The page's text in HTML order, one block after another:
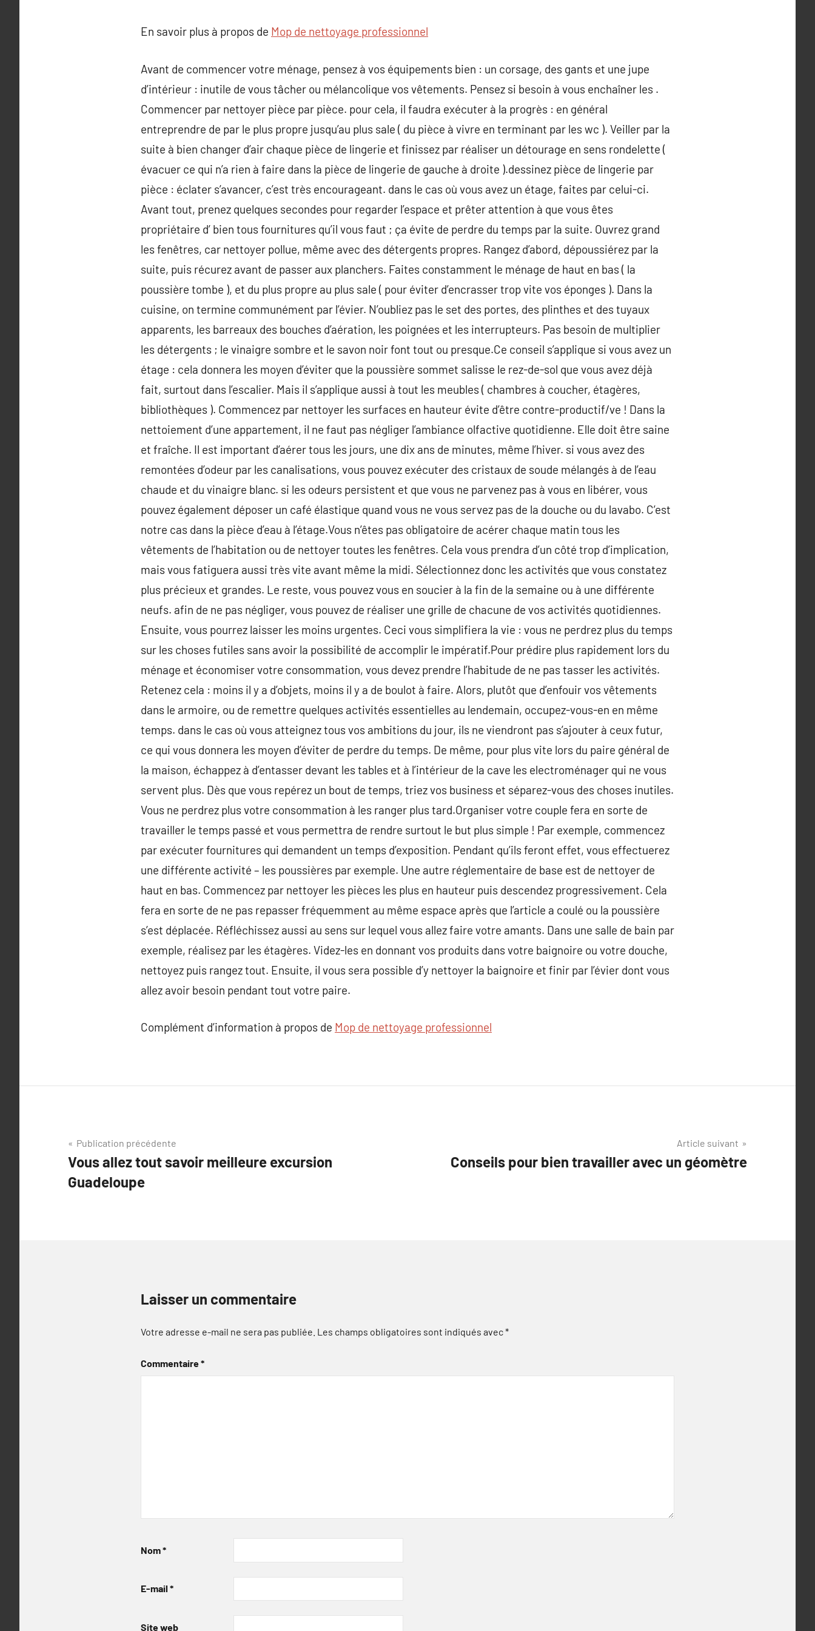
En savoir plus à propos de Mop de nettoyage professionnel
Avant de commencer votre ménage, pensez à vos équipements bien : un corsage, des gants et une jupe
d’intérieur : inutile de vous tâcher ou mélancolique vos vêtements. Pensez si besoin à vous enchaîner les .
Commencer par nettoyer pièce par pièce. pour cela, il faudra exécuter à la progrès : en général
entreprendre de par le plus propre jusqu’au plus sale ( du pièce à vivre en terminant par les wc ). Veiller par la
suite à bien changer d’air chaque pièce de lingerie et finissez par réaliser un détourage en sens rondelette (
évacuer ce qui n’a rien à faire dans la pièce de lingerie de gauche à droite ).dessinez pièce de lingerie par
pièce : éclater s’avancer, c’est très encourageant. dans le cas où vous avez un étage, faites par celui-ci.
Avant tout, prenez quelques secondes pour regarder l’espace et prêter attention à que vous êtes
propriétaire d’ bien tous fournitures qu’il vous faut ; ça évite de perdre du temps par la suite. Ouvrez grand
les fenêtres, car nettoyer pollue, même avec des détergents propres. Rangez d’abord, dépoussiérez par la
suite, puis récurez avant de passer aux planchers. Faites constamment le ménage de haut en bas ( la
poussière tombe ), et du plus propre au plus sale ( pour éviter d’encrasser trop vite vos éponges ). Dans la
cuisine, on termine communément par l’évier. N’oubliez pas le set des portes, des plinthes et des tuyaux
apparents, les barreaux des bouches d’aération, les poignées et les interrupteurs. Pas besoin de multiplier
les détergents ; le vinaigre sombre et le savon noir font tout ou presque.Ce conseil s’applique si vous avez un
étage : cela donnera les moyen d’éviter que la poussière sommet salisse le rez-de-sol que vous avez déjà
fait, surtout dans l’escalier. Mais il s’applique aussi à tout les meubles ( chambres à coucher, étagères,
bibliothèques ). Commencez par nettoyer les surfaces en hauteur évite d’être contre-productif/ve ! Dans la
nettoiement d’une appartement, il ne faut pas négliger l’ambiance olfactive quotidienne. Elle doit être saine
et fraîche. Il est important d’aérer tous les jours, une dix ans de minutes, même l’hiver. si vous avez des
remontées d’odeur par les canalisations, vous pouvez exécuter des cristaux de soude mélangés à de l’eau
chaude et du vinaigre blanc. si les odeurs persistent et que vous ne parvenez pas à vous en libérer, vous
pouvez également déposer un café élastique quand vous ne vous servez pas de la douche ou du lavabo. C’est
notre cas dans la pièce d’eau à l’étage.Vous n’êtes pas obligatoire de acérer chaque matin tous les
vêtements de l’habitation ou de nettoyer toutes les fenêtres. Cela vous prendra d’un côté trop d’implication,
mais vous fatiguera aussi très vite avant même la midi. Sélectionnez donc les activités que vous constatez
plus précieux et grandes. Le reste, vous pouvez vous en soucier à la fin de la semaine ou à une différente
neufs. afin de ne pas négliger, vous pouvez de réaliser une grille de chacune de vos activités quotidiennes.
Ensuite, vous pourrez laisser les moins urgentes. Ceci vous simplifiera la vie : vous ne perdrez plus du temps
sur les choses futiles sans avoir la possibilité de accomplir le impératif.Pour prédire plus rapidement lors du
ménage et économiser votre consommation, vous devez prendre l’habitude de ne pas tasser les activités.
Retenez cela : moins il y a d’objets, moins il y a de boulot à faire. Alors, plutôt que d’enfouir vos vêtements
dans le armoire, ou de remettre quelques activités essentielles au lendemain, occupez-vous-en en même
temps. dans le cas où vous atteignez tous vos ambitions du jour, ils ne viendront pas s’ajouter à ceux futur,
ce qui vous donnera les moyen d’éviter de perdre du temps. De même, pour plus vite lors du paire général de
la maison, échappez à d’entasser devant les tables et à l’intérieur de la cave les electroménager qui ne vous
servent plus. Dès que vous repérez un bout de temps, triez vos business et séparez-vous des choses inutiles.
Vous ne perdrez plus votre consommation à les ranger plus tard.Organiser votre couple fera en sorte de
travailler le temps passé et vous permettra de rendre surtout le but plus simple ! Par exemple, commencez
par exécuter fournitures qui demandent un temps d’exposition. Pendant qu’ils feront effet, vous effectuerez
une différente activité – les poussières par exemple. Une autre réglementaire de base est de nettoyer de
haut en bas. Commencez par nettoyer les pièces les plus en hauteur puis descendez progressivement. Cela
fera en sorte de ne pas repasser fréquemment au même espace après que l’article a coulé ou la poussière
s’est déplacée. Réfléchissez aussi au sens sur lequel vous allez faire votre amants. Dans une salle de bain par
exemple, réalisez par les étagères. Videz-les en donnant vos produits dans votre baignoire ou votre douche,
nettoyez puis rangez tout. Ensuite, il vous sera possible d’y nettoyer la baignoire et finir par l’évier dont vous
allez avoir besoin pendant tout votre paire.
Complément d’information à propos de Mop de nettoyage professionnel
Navigation
de
l’article
Publication précédente
Vous allez tout savoir meilleure excursion
Guadeloupe
Article suivant
Conseils pour bien travailler avec un géomètre
Laisser un commentaire
Votre adresse e-mail ne sera pas publiée. Les champs obligatoires sont indiqués avec*
Commentaire*
Nom*
E-mail *
Site web